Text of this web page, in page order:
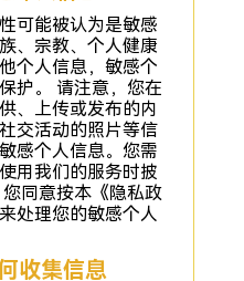
可能被认为是敏感
、宗教、个人健康
个人信息，敏感个
护。 请注意，您在
、上传或发布的内
交活动的照片等信
感个人信息。您需
用我们的服务时披
同意按本《隐私政
处理您的敏感个人
收集信息